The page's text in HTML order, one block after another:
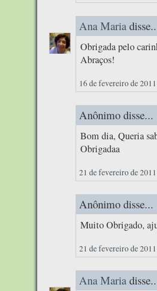
Ana Maria
Obrigada pelo
Abraços!
16 de fevereiro de
Anônimo disse...
Bom dia, Queria
Obrigadaa
21 de fevereiro de
Anônimo disse...
Muito Obrigado,
21 de fevereiro de
Ana Maria